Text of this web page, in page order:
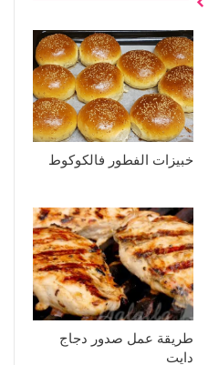
خبيزات الفطور فالكوكوط
طريقة عمل صدور دجاج
دايت